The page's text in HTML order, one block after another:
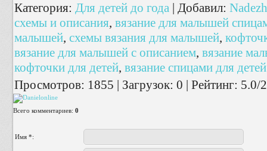
Категория: Для детей до года | Добавил:
схемы и описания, вязание для малышей
малышей, схемы вязания для малышей,
вязание для малышей с описанием, вязание
кофточки для детей, вязание спицами для
Просмотров: 1855 | Загрузок: 0 | Рейтинг: 5.0/2
Всего комментариев: 0
Имя *: